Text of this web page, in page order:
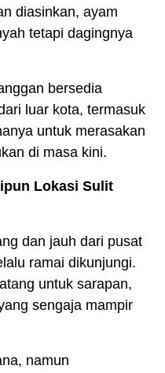
diasinkan, ayam
tetapi dagingnya
bersedia
luar kota, termasuk
untuk merasakan
di masa kini.
Lokasi Sulit
dan jauh dari pusat
ramai dikunjungi.
untuk sarapan,
sengaja mampir
namun